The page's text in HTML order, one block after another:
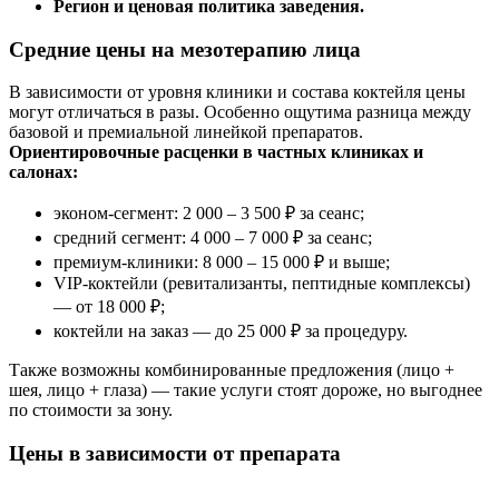
Регион и ценовая политика заведения.
Средние цены на мезотерапию лица
В зависимости от уровня клиники и состава коктейля цены
могут отличаться в разы. Особенно ощутима разница между
базовой и премиальной линейкой препаратов.
Ориентировочные расценки в частных клиниках и
салонах:
эконом-сегмент: 2 000 – 3 500 ₽ за сеанс;
средний сегмент: 4 000 – 7 000 ₽ за сеанс;
премиум-клиники: 8 000 – 15 000 ₽ и выше;
VIP-коктейли (ревитализанты, пептидные комплексы)
— от 18 000 ₽;
коктейли на заказ — до 25 000 ₽ за процедуру.
Также возможны комбинированные предложения (лицо +
шея, лицо + глаза) — такие услуги стоят дороже, но выгоднее
по стоимости за зону.
Цены в зависимости от препарата